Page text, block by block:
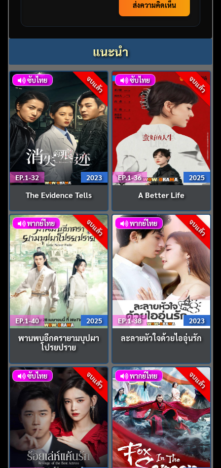
ส่งความคิดเห็น
แนะนำ
จบแล้ว
ซับไทย
EP.1-32 2023
The Evidence Tells
จบแล้ว
ซับไทย
EP.1-36 2025
A Better Life
จบแล้ว
พากย์ไทย
EP.1-40 2025
พานพบอีกครายามบุปผา
โปรยปราย
จบแล้ว
พากย์ไทย
EP.1-38 2023
ละลายหัวใจด้วยไออุ่นรัก
จบแล้ว
ซับไทย จบแล้ว
พากย์ไทย